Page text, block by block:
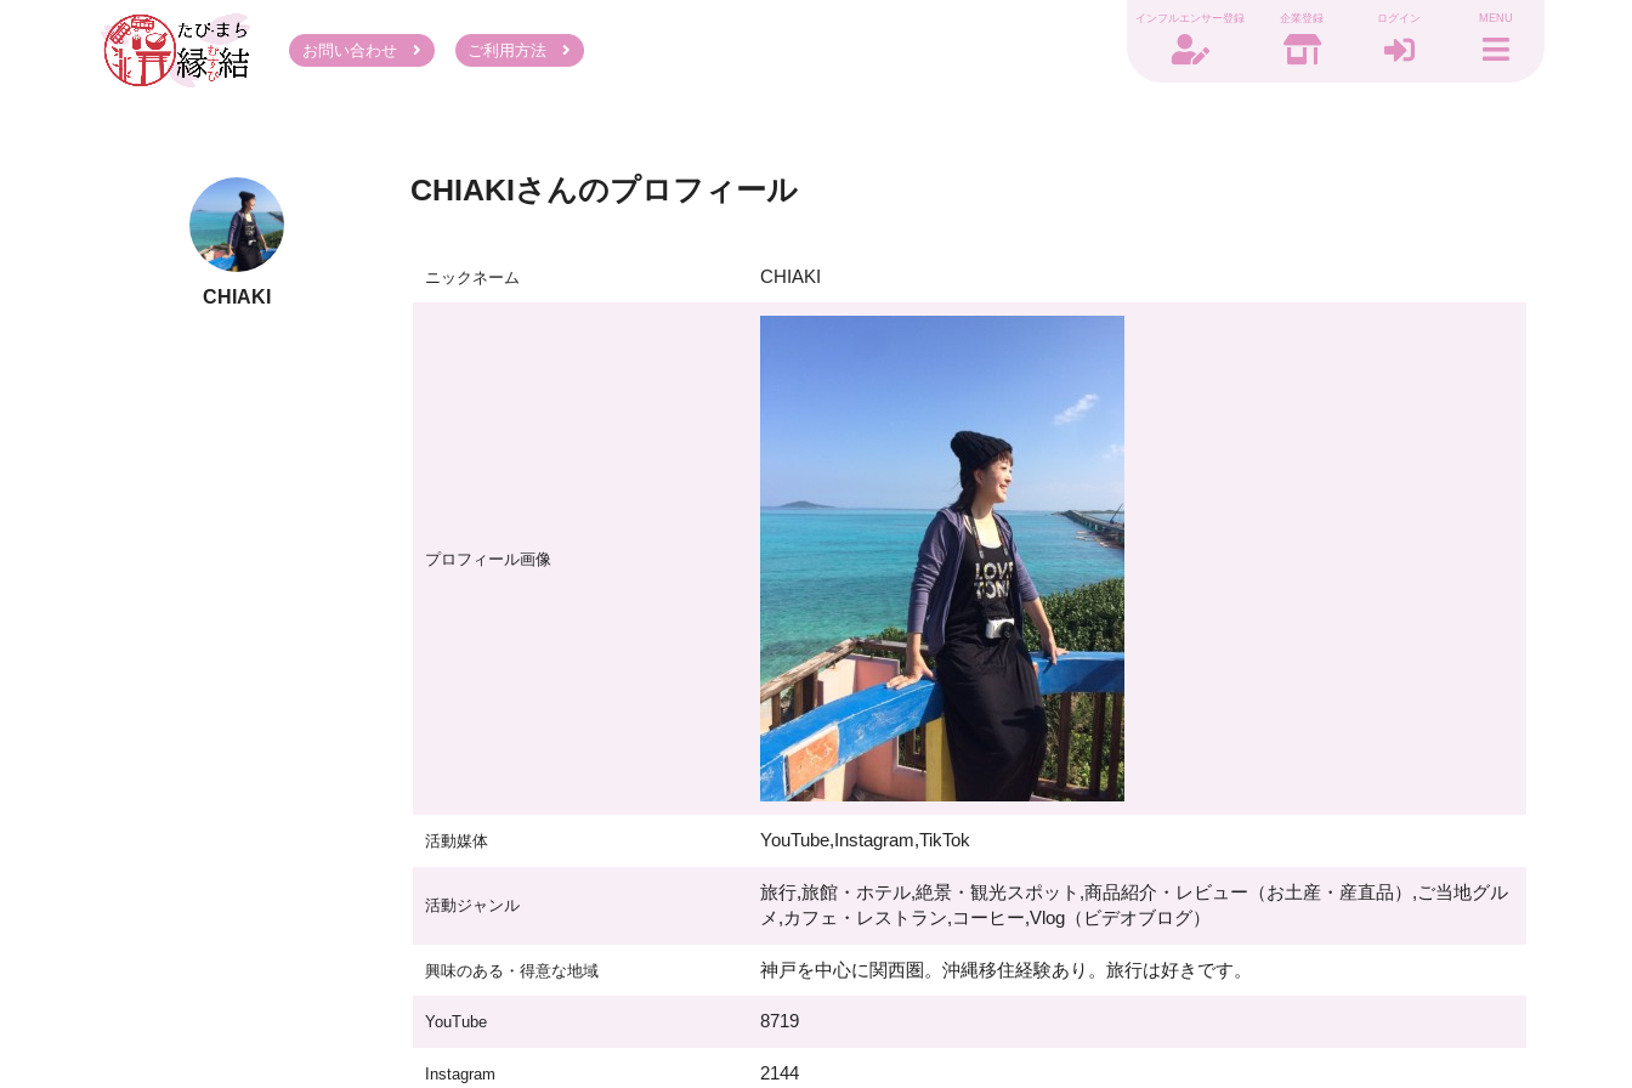
お問い合わせ ご利用方法
インフルエンサー登録 企業登録 ログイン MENU
CHIAKIさんのプロフィール
ニックネーム CHIAKI
プロフィール画像
活動媒体 YouTube,Instagram,TikTok
活動ジャンル
旅行,旅館・ホテル,絶景・観光スポット,商品紹介・レビュー（お土産・産直品）,ご当地グル
メ,カフェ・レストラン,コーヒー,Vlog（ビデオブログ）
興味のある・得意な地域 神戸を中心に関西圏。沖縄移住経験あり。旅行は好きです。
YouTube 8719
Instagram 2144
CHIAKI